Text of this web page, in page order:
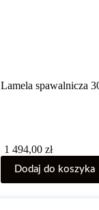
Lamela spawalnicza
1 494,00 zł
Dodaj do koszyka